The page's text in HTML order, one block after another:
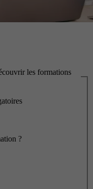
les formations
?